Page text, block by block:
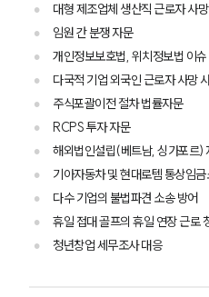
대형 제조업체 생산직 근로자 사
임원 간 분쟁 자문
개인정보보호법, 위치정보법 이
다국적 기업 외국인 근로자 사망
주식포괄이전 절차 법률자문
RCPS 투자 자문
해외법인설립(베트남, 싱가포르)
기아자동차 및 현대로템 통상임
다수 기업의 불법파견 소송 방어
휴일 접대 골프의 휴일 연장 근로
청년창업 세무조사 대응